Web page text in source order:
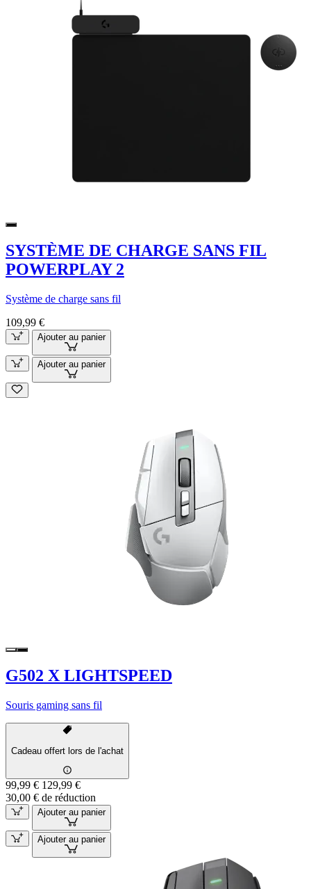
SYSTÈME DE CHARGE SANS FIL
POWERPLAY 2
Système de charge sans fil
109,99 €
Ajouter au panier
Ajouter au panier
G502 X LIGHTSPEED
Souris gaming sans fil
Cadeau offert lors de l'achat
99,99 € 129,99 €
30,00 € de réduction
Ajouter au panier
Ajouter au panier